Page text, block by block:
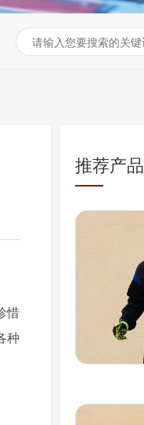
惜
种
推荐产品